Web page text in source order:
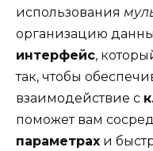
использования
организацию
интерфейс,
так, чтобы
взаимодействие с
поможет вам
параметрах и